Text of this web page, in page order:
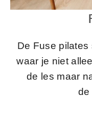
De Fuse
waar je niet
de les maar
de